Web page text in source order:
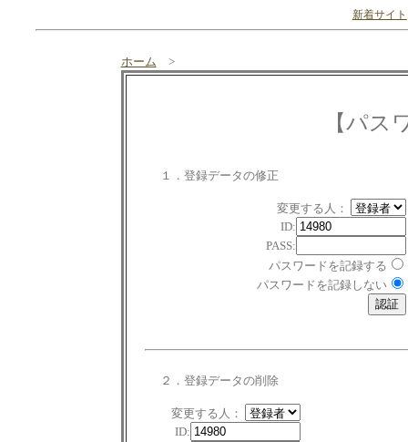
新着サイト
ホーム >
【パス
１．登録データの修正
変更する人：
ID:
PASS:
パスワードを記録する
パスワードを記録しない
２．登録データの削除
変更する人：
ID: